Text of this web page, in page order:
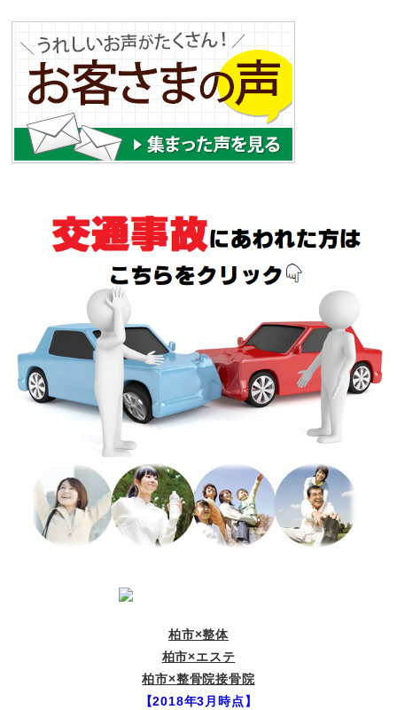
柏市×整体
柏市×エステ
柏市×整骨院接骨院
【2018年3月時点】